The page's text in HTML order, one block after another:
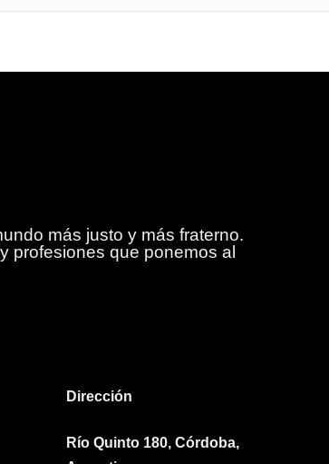
más justo y más fraterno.
profesiones que ponemos al
Dirección
Río Quinto 180, Córdoba,